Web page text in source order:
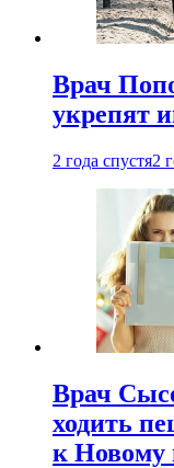
Врач
укрепят
2 года спустя2
Врач
ходить
к Новому